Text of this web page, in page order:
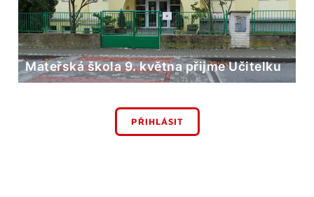
Mateřská škola 9. května přijme Učitelku
PŘIHLÁSIT